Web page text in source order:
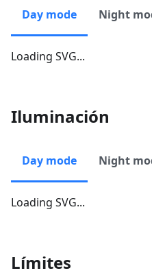
Day mode Night
Loading SVG...
Iluminación
Day mode Night
Loading SVG...
Límites